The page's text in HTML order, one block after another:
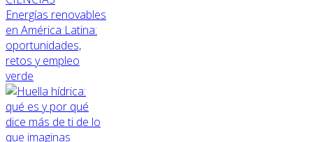
Energías renovables
en América Latina:
oportunidades,
retos y empleo
verde